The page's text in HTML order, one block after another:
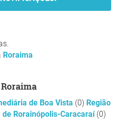
Roraima
Roraima
de Boa Vista (0) Região
Rorainópolis-Caracaraí (0)